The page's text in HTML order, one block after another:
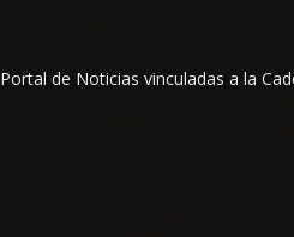
Portal de Noticias vinculadas a la